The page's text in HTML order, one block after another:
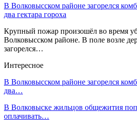
В Волковысском районе загорелся
два гектара гороха
Крупный пожар произошёл во время
Волковысском районе. В поле возле
загорелся…
Интересное
В Волковысском районе загорелся
два…
В Волковыске жильцов общежития
оплачивать…